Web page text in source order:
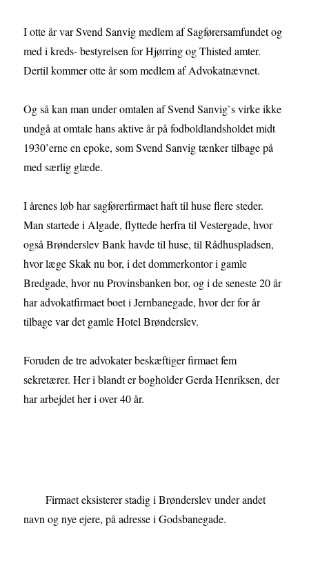
I otte år var Svend Sanvig medlem af Sagførersamfundet og
med i kreds- bestyrelsen for Hjørring og Thisted amter.
Dertil kommer otte år som medlem af Advokatnævnet.
Og så kan man under omtalen af Svend Sanvig`s virke ikke
undgå at omtale hans aktive år på fodboldlandsholdet midt
1930’erne en epoke, som Svend Sanvig tænker tilbage på
med særlig glæde.
I årenes løb har sagførerfirmaet haft til huse flere steder.
Man startede i Algade, flyttede herfra til Vestergade, hvor
også Brønderslev Bank havde til huse, til Rådhuspladsen,
hvor læge Skak nu bor, i det dommerkontor i gamle
Bredgade, hvor nu Provinsbanken bor, og i de seneste 20 år
har advokatfirmaet boet i Jernbanegade, hvor der for år
tilbage var det gamle Hotel Brønderslev.
Foruden de tre advokater beskæftiger firmaet fem
sekretærer. Her i blandt er bogholder Gerda Henriksen, der
har arbejdet her i over 40 år.
Firmaet eksisterer stadig i Brønderslev under andet
navn og nye ejere, på adresse i Godsbanegade.